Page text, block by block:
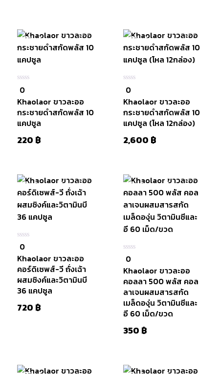
มีสินค้า
0
ใน
5
0
Khaolaor ขาวละออ
กระชายดำสกัดพลัส 10
แคปซูล
220 ฿
หยิบใส่
มีสินค้า
0
ใน
5
0
Khaolaor ขาวละออ
กระชายดำสกัดพลัส 10
แคปซูล (โหล 12กล่อง)
2,600 ฿
ตะกร้า
สินค้าหมดแล้ว
0
ใน
5
0
Khaolaor ขาวละออ
คอร์ดิเซพส์-วี ถั่งเฉ้า
ผสมซิงค์และวิตามินบี
36 แคปซูล
720 ฿
สินค้าหมดแล้ว
0
ใน
5
0
Khaolaor ขาวละออ
คอลลา 500 พลัส คอล
ลาเจนผสมสารสกัด
เมล็ดองุ่น วิตามินซีและ
อี 60 เม็ด/ขวด
350 ฿